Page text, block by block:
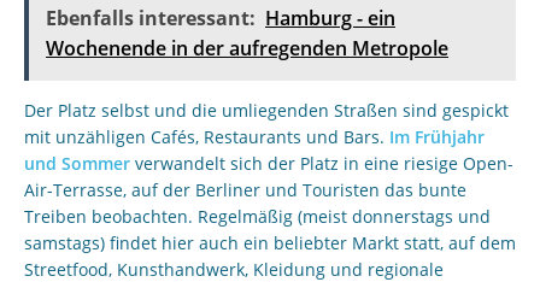
Ebenfalls interessant: Hamburg - ein
Wochenende in der aufregenden Metropole
Der Platz selbst und die umliegenden Straßen sind gespickt
mit unzähligen Cafés, Restaurants und Bars. Im Frühjahr
und Sommer verwandelt sich der Platz in eine riesige Open-
Air-Terrasse, auf der Berliner und Touristen das bunte
Treiben beobachten. Regelmäßig (meist donnerstags und
samstags) findet hier auch ein beliebter Markt statt, auf dem
Streetfood, Kunsthandwerk, Kleidung und regionale